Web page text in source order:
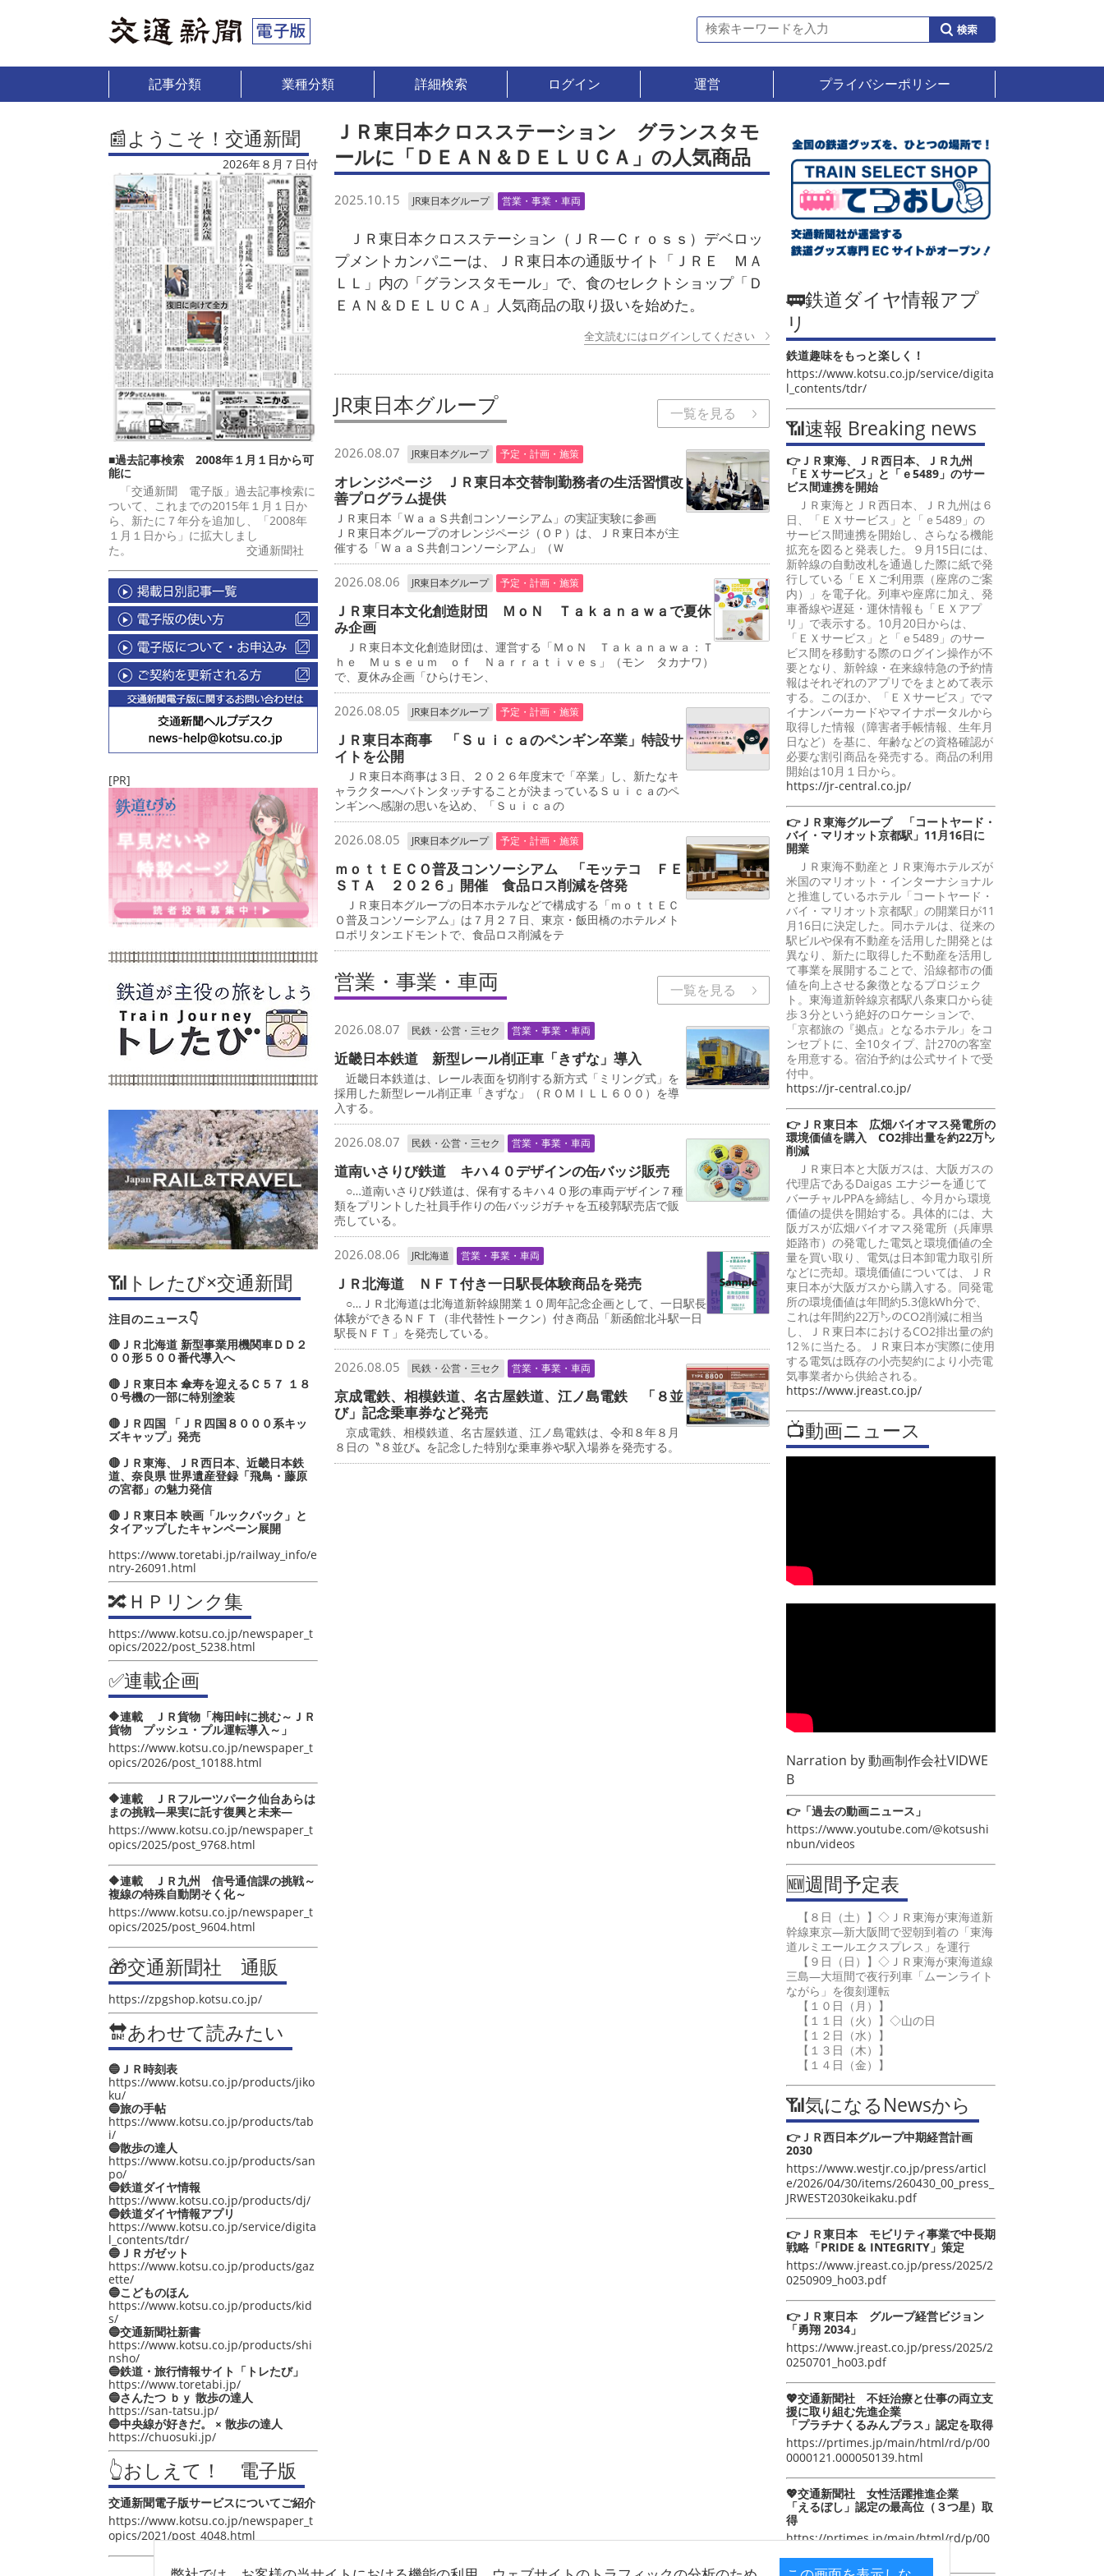
記事分類 業種分類 詳細検索 ログイン 運営 プライバシーポリシー
📰ようこそ！交通新聞
2026年８月７日付
■過去記事検索 2008年１月１日から可
能に
「交通新聞 電子版」過去記事検索に
ついて、これまでの2015年１月１日か
ら、新たに７年分を追加し、「2008年
１月１日から」に拡大しまし
た。 交通新聞社
[PR]
📶トレたび×交通新聞
注目のニュース👇
🔴ＪＲ北海道 新型事業用機関車ＤＤ２
００形５００番代導入へ
🔴ＪＲ東日本 傘寿を迎えるＣ５７ １８
０号機の一部に特別塗装
🔴ＪＲ四国 「ＪＲ四国８０００系キッ
ズキャップ」発売
🔴ＪＲ東海、ＪＲ西日本、近畿日本鉄
道、奈良県 世界遺産登録「飛鳥・藤原
の宮都」の魅力発信
🔴ＪＲ東日本 映画「ルックバック」と
タイアップしたキャンペーン展開
https://www.toretabi.jp/railway_info/e
ntry-26091.html
🔀ＨＰリンク集
https://www.kotsu.co.jp/newspaper_t
opics/2022/post_5238.html
✅連載企画
🔶連載 ＪＲ貨物「梅田峠に挑む～ＪＲ
貨物 プッシュ・プル運転導入～」
https://www.kotsu.co.jp/newspaper_t
opics/2026/post_10188.html
🔶連載 ＪＲフルーツパーク仙台あらは
まの挑戦―果実に託す復興と未来―
https://www.kotsu.co.jp/newspaper_t
opics/2025/post_9768.html
🔶連載 ＪＲ九州 信号通信課の挑戦～
複線の特殊自動閉そく化～
https://www.kotsu.co.jp/newspaper_t
opics/2025/post_9604.html
🎁交通新聞社 通販
https://zpgshop.kotsu.co.jp/
🔛あわせて読みたい
🔵ＪＲ時刻表
https://www.kotsu.co.jp/products/jiko
ku/
🔵旅の手帖
https://www.kotsu.co.jp/products/tab
i/
🔵散歩の達人
https://www.kotsu.co.jp/products/san
po/
🔵鉄道ダイヤ情報
https://www.kotsu.co.jp/products/dj/
🔵鉄道ダイヤ情報アプリ
https://www.kotsu.co.jp/service/digita
l_contents/tdr/
🔵ＪＲガゼット
https://www.kotsu.co.jp/products/gaz
ette/
🔵こどものほん
https://www.kotsu.co.jp/products/kid
s/
🔵交通新聞社新書
https://www.kotsu.co.jp/products/shi
nsho/
🔵鉄道・旅行情報サイト「トレたび」
https://www.toretabi.jp/
🔵さんたつ ｂｙ 散歩の達人
https://san-tatsu.jp/
🔵中央線が好きだ。 × 散歩の達人
https://chuosuki.jp/
👆おしえて！ 電子版
交通新聞電子版サービスについてご紹介
https://www.kotsu.co.jp/newspaper_t
opics/2021/post_4048.html
ＪＲ東日本クロスステーション グランスタモ
ールに「ＤＥＡＮ＆ＤＥＬＵＣＡ」の人気商品
2025.10.15 JR東日本グループ 営業・事業・車両
ＪＲ東日本クロスステーション（ＪＲ―Ｃｒｏｓｓ）デベロッ
プメントカンパニーは、ＪＲ東日本の通販サイト「ＪＲＥ ＭＡ
ＬＬ」内の「グランスタモール」で、食のセレクトショップ「Ｄ
ＥＡＮ＆ＤＥＬＵＣＡ」人気商品の取り扱いを始めた。
全文読むにはログインしてください
JR東日本グループ 一覧を見る
2026.08.07 JR東日本グループ 予定・計画・施策
オレンジページ ＪＲ東日本交替制勤務者の生活習慣改
善プログラム提供
ＪＲ東日本「ＷａａＳ共創コンソーシアム」の実証実験に参画
ＪＲ東日本グループのオレンジページ（ＯＰ）は、ＪＲ東日本が主
催する「ＷａａＳ共創コンソーシアム」（Ｗ
2026.08.06 JR東日本グループ 予定・計画・施策
ＪＲ東日本文化創造財団 ＭｏＮ Ｔａｋａｎａｗａで夏休
み企画
ＪＲ東日本文化創造財団は、運営する「ＭｏＮ Ｔａｋａｎａｗａ：Ｔ
ｈｅ Ｍｕｓｅｕｍ ｏｆ Ｎａｒｒａｔｉｖｅｓ」（モン タカナワ）
で、夏休み企画「ひらけモン、
2026.08.05 JR東日本グループ 予定・計画・施策
ＪＲ東日本商事 「Ｓｕｉｃａのペンギン卒業」特設サ
イトを公開
ＪＲ東日本商事は３日、２０２６年度末で「卒業」し、新たなキ
ャラクターへバトンタッチすることが決まっているＳｕｉｃａのペ
ンギンへ感謝の思いを込め、「Ｓｕｉｃａの
2026.08.05 JR東日本グループ 予定・計画・施策
ｍｏｔｔＥＣＯ普及コンソーシアム 「モッテコ ＦＥ
ＳＴＡ ２０２６」開催 食品ロス削減を啓発
ＪＲ東日本グループの日本ホテルなどで構成する「ｍｏｔｔＥＣ
Ｏ普及コンソーシアム」は７月２７日、東京・飯田橋のホテルメト
ロポリタンエドモントで、食品ロス削減をテ
営業・事業・車両 一覧を見る
2026.08.07 民鉄・公営・三セク 営業・事業・車両
近畿日本鉄道 新型レール削正車「きずな」導入
近畿日本鉄道は、レール表面を切削する新方式「ミリング式」を
採用した新型レール削正車「きずな」（ＲＯＭＩＬＬ６００）を導
入する。
2026.08.07 民鉄・公営・三セク 営業・事業・車両
道南いさりび鉄道 キハ４０デザインの缶バッジ販売
○…道南いさりび鉄道は、保有するキハ４０形の車両デザイン７種
類をプリントした社員手作りの缶バッジガチャを五稜郭駅売店で販
売している。
2026.08.06 JR北海道 営業・事業・車両
ＪＲ北海道 ＮＦＴ付き一日駅長体験商品を発売
○…ＪＲ北海道は北海道新幹線開業１０周年記念企画として、一日駅長
体験ができるＮＦＴ（非代替性トークン）付き商品「新函館北斗駅一日
駅長ＮＦＴ」を発売している。
2026.08.05 民鉄・公営・三セク 営業・事業・車両
京成電鉄、相模鉄道、名古屋鉄道、江ノ島電鉄 「８並
び」記念乗車券など発売
京成電鉄、相模鉄道、名古屋鉄道、江ノ島電鉄は、令和８年８月
８日の〝８並び〟を記念した特別な乗車券や駅入場券を発売する。
🚃鉄道ダイヤ情報アプ
リ
鉄道趣味をもっと楽しく！
https://www.kotsu.co.jp/service/digita
l_contents/tdr/
📶速報 Breaking news
👉ＪＲ東海、ＪＲ西日本、ＪＲ九州
「ＥＸサービス」と「ｅ5489」のサー
ビス間連携を開始
ＪＲ東海とＪＲ西日本、ＪＲ九州は６
日、「ＥＸサービス」と「ｅ5489」の
サービス間連携を開始し、さらなる機能
拡充を図ると発表した。９月15日には、
新幹線の自動改札を通過した際に紙で発
行している「ＥＸご利用票（座席のご案
内）」を電子化。列車や座席に加え、発
車番線や遅延・運休情報も「ＥＸアプ
リ」で表示する。10月20日からは、
「ＥＸサービス」と「ｅ5489」のサー
ビス間を移動する際のログイン操作が不
要となり、新幹線・在来線特急の予約情
報はそれぞれのアプリでをまとめて表示
する。このほか、「ＥＸサービス」でマ
イナンバーカードやマイナポータルから
取得した情報（障害者手帳情報、生年月
日など）を基に、年齢などの資格確認が
必要な割引商品を発売する。商品の利用
開始は10月１日から。
https://jr-central.co.jp/
👉ＪＲ東海グループ 「コートヤード・
バイ・マリオット京都駅」11月16日に
開業
ＪＲ東海不動産とＪＲ東海ホテルズが
米国のマリオット・インターナショナル
と推進しているホテル「コートヤード・
バイ・マリオット京都駅」の開業日が11
月16日に決定した。同ホテルは、従来の
駅ビルや保有不動産を活用した開発とは
異なり、新たに取得した不動産を活用し
て事業を展開することで、沿線都市の価
値を向上させる象徴となるプロジェク
ト。東海道新幹線京都駅八条東口から徒
歩３分という絶好のロケーションで、
「京都旅の『拠点』となるホテル」をコ
ンセプトに、全10タイプ、計270の客室
を用意する。宿泊予約は公式サイトで受
付中。
https://jr-central.co.jp/
👉ＪＲ東日本 広畑バイオマス発電所の
環境価値を購入 CO2排出量を約22万㌧
削減
ＪＲ東日本と大阪ガスは、大阪ガスの
代理店であるDaigas エナジーを通じて
バーチャルPPAを締結し、今月から環境
価値の提供を開始する。具体的には、大
阪ガスが広畑バイオマス発電所（兵庫県
姫路市）の発電した電気と環境価値の全
量を買い取り、電気は日本卸電力取引所
などに売却。環境価値については、ＪＲ
東日本が大阪ガスから購入する。同発電
所の環境価値は年間約5.3億kWh分で、
これは年間約22万㌧のCO2削減に相当
し、ＪＲ東日本におけるCO2排出量の約
12％に当たる。ＪＲ東日本が実際に使用
する電気は既存の小売契約により小売電
気事業者から供給される。
https://www.jreast.co.jp/
📺動画ニュース
Narration by動画制作会社VIDWE
B
👉「過去の動画ニュース」
https://www.youtube.com/@kotsushi
nbun/videos
🆕週間予定表
【８日（土）】◇ＪＲ東海が東海道新
幹線東京―新大阪間で翌朝到着の「東海
道ルミエールエクスプレス」を運行
【９日（日）】◇ＪＲ東海が東海道線
三島―大垣間で夜行列車「ムーンライト
ながら」を復刻運転
【１０日（月）】
【１１日（火）】◇山の日
【１２日（水）】
【１３日（木）】
【１４日（金）】
📶気になるNewsから
👉ＪＲ西日本グループ中期経営計画
2030
https://www.westjr.co.jp/press/articl
e/2026/04/30/items/260430_00_press_
JRWEST2030keikaku.pdf
👉ＪＲ東日本 モビリティ事業で中長期
戦略「PRIDE & INTEGRITY」策定
https://www.jreast.co.jp/press/2025/2
0250909_ho03.pdf
👉ＪＲ東日本 グループ経営ビジョン
「勇翔 2034」
https://www.jreast.co.jp/press/2025/2
0250701_ho03.pdf
💖交通新聞社 不妊治療と仕事の両立支
援に取り組む先進企業
「プラチナくるみんプラス」認定を取得
https://prtimes.jp/main/html/rd/p/00
0000121.000050139.html
💖交通新聞社 女性活躍推進企業
「えるぼし」認定の最高位（３つ星）取
得
https://prtimes.jp/main/html/rd/p/00